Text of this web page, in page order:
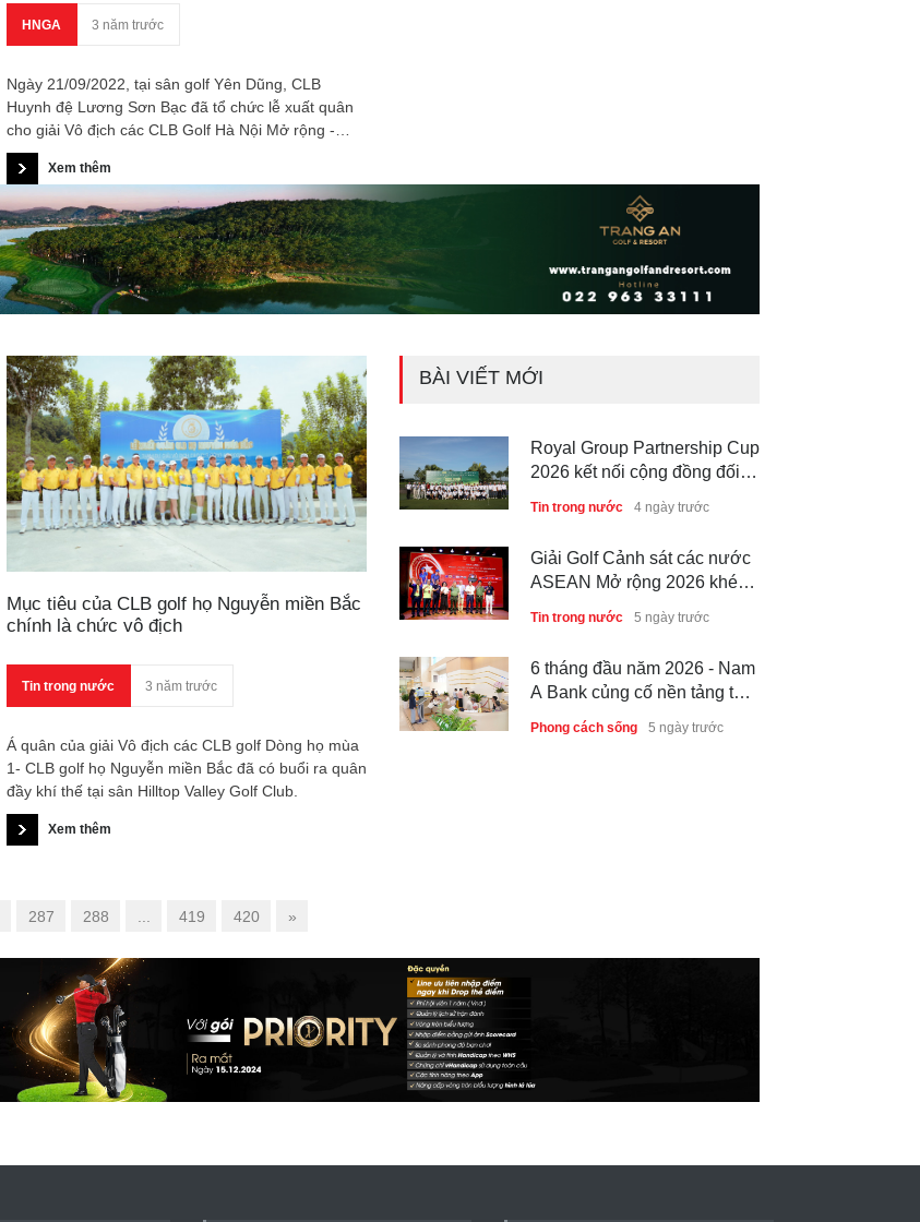
HNGA 3 năm trước
Ngày 21/09/2022, tại sân golf Yên Dũng, CLB
Huynh đệ Lương Sơn Bạc đã tổ chức lễ xuất quân
cho giải Vô địch các CLB Golf Hà Nội Mở rộng -
PING CUP 2022.
Xem thêm
Mục tiêu của CLB golf họ Nguyễn miền Bắc
chính là chức vô địch
Tin trong nước 3 năm trước
Á quân của giải Vô địch các CLB golf Dòng họ mùa
1- CLB golf họ Nguyễn miền Bắc đã có buổi ra quân
đầy khí thế tại sân Hilltop Valley Golf Club.
Xem thêm
287 288 ... 419 420 »
BÀI VIẾT MỚI
Royal Group Partnership Cup
2026 kết nối cộng đồng đối
tác tại Royal Long An Golf &
Country Club
Tin trong nước 4 ngày trước
Giải Golf Cảnh sát các nước
ASEAN Mở rộng 2026 khép
lại thành công, thúc đẩy giao
lưu và hợp tác quốc tế
Tin trong nước 5 ngày trước
6 tháng đầu năm 2026 - Nam
A Bank củng cố nền tảng tài
sản và năng lực dự phòng
Phong cách sống 5 ngày trước